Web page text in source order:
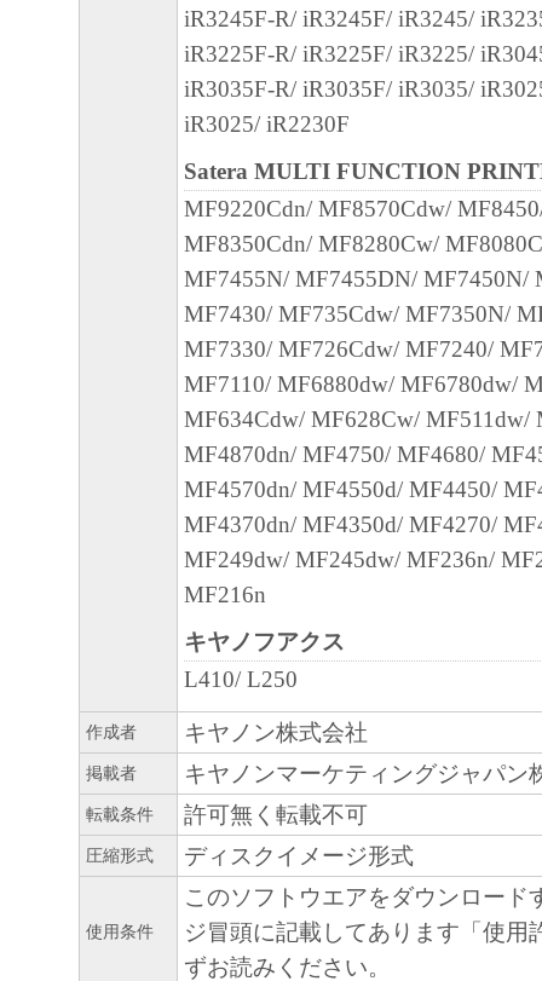
1995), all U.S. Government End Users shall
SOFTWARE with only those rights set forth
manufacturer is Canon Inc./30-2,
ku, Tokyo 146-8501, Japan.
定義される「本ソフトウェア」を意味し、
10．分離可能性
本契約書のいずれかの条項またはその一部
効であると決定された場合でも、その他の
効に存続するものとします。
キヤノン株式会社
No.022774
iR3245F-R/ iR3245F/ iR3245/
iR3225F-R/ iR3225F/ iR3225/
iR3035F-R/ iR3035F/ iR3035/
iR3025/ iR2230F
Satera MULTI FUNCTION
MF9220Cdn/ MF8570Cdw/
MF8350Cdn/ MF8280Cw/
MF7455N/ MF7455DN/ MF7450N/
MF7430/ MF735Cdw/ MF7350N/
MF7330/ MF726Cdw/ MF7240/
MF7110/ MF6880dw/ MF6780dw/
MF634Cdw/ MF628Cw/ MF511dw/
MF4870dn/ MF4750/ MF4680/
MF4570dn/ MF4550d/ MF4450/
MF4370dn/ MF4350d/ MF4270/
MF249dw/ MF245dw/ MF236n/
MF216n
キヤノフアクス
L410/ L250
作成者 キヤノン株式会社
掲載者 キヤノンマーケティングジャパン
転載条件 許可無く転載不可
圧縮形式 ディスクイメージ形式
使用条件
このソフトウエアをダウンロード
ジ冒頭に記載してあります「使用
ずお読みください。